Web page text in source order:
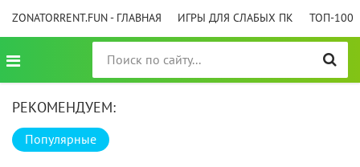
ZONATORRENT.FUN - ГЛАВНАЯ ИГРЫ ДЛЯ СЛАБЫХ ПК ТОП-100
РЕКОМЕНДУЕМ:
Популярные